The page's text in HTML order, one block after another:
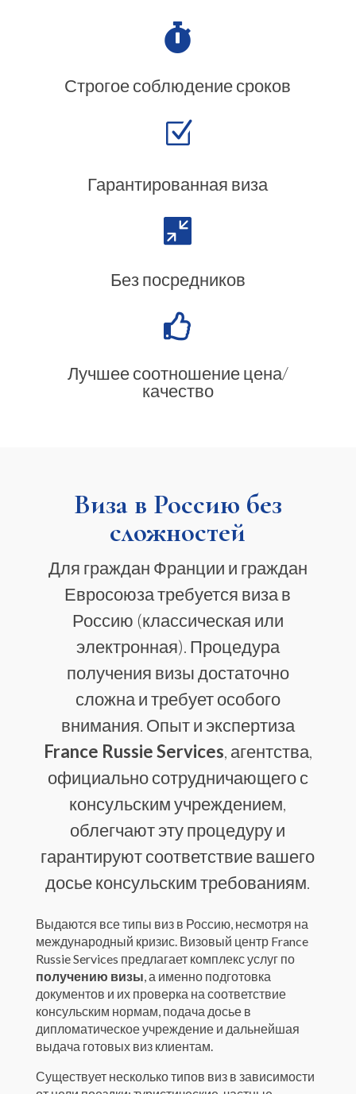

Строгое соблюдение сроков
Z
Гарантированная виза

Без посредников

Лучшее соотношение цена/
качество
Виза в Россию без
сложностей
Для граждан Франции и граждан
Евросоюза требуется виза в
Россию (классическая или
электронная). Процедура
получения визы достаточно
сложна и требует особого
внимания. Опыт и экспертиза
France Russie Services, агентства,
официально сотрудничающего с
консульским учреждением,
облегчают эту процедуру и
гарантируют соответствие вашего
досье консульским требованиям.
Выдаются все типы виз в Россию, несмотря на
международный кризис. Визовый центр France
Russie Services предлагает комплекс услуг по
получению визы , а именно подготовка
документов и их проверка на соответствие
консульским нормам, подача досье в
дипломатическое учреждение и дальнейшая
выдача готовых виз клиентам.
Существует несколько типов виз в зависимости